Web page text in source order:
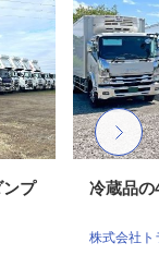
プ
冷蔵品
株式会社ト